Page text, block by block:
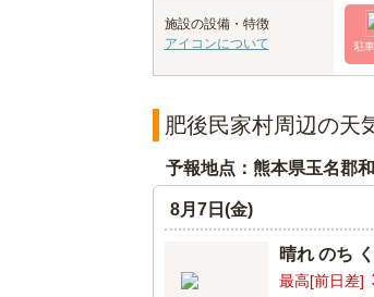
施設の設備・特徴
アイコンについて
駐
肥後民家村周辺の天
予報地点：熊本県玉名郡
8月7日(金)
晴れ のち
最高[前日差]